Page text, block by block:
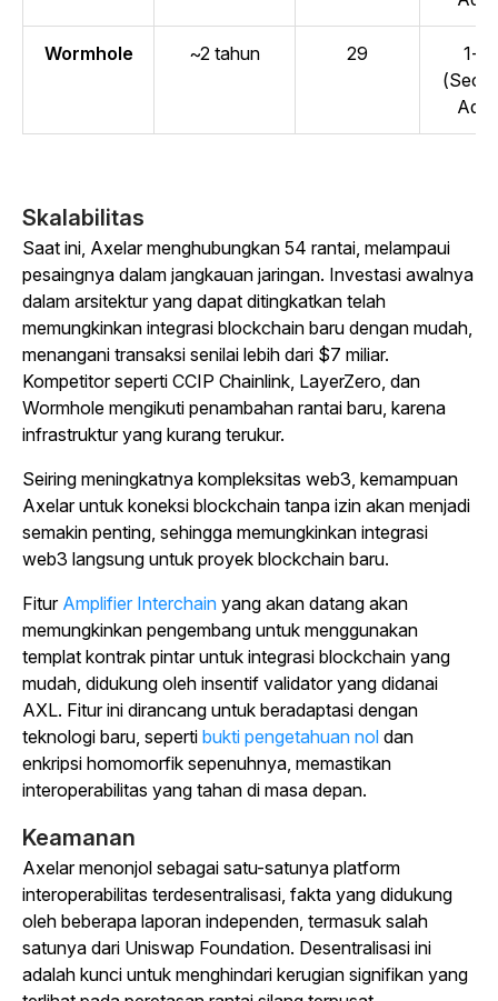
Wormhole ~2 tahun 29
1-1
Adil)
Skalabilitas
Saat ini, Axelar menghubungkan 54 rantai, melampaui
pesaingnya dalam jangkauan jaringan. Investasi awalnya
dalam arsitektur yang dapat ditingkatkan telah
memungkinkan integrasi blockchain baru dengan mudah,
menangani transaksi senilai lebih dari $7 miliar.
Kompetitor seperti CCIP Chainlink, LayerZero, dan
Wormhole mengikuti penambahan rantai baru, karena
infrastruktur yang kurang terukur.
Seiring meningkatnya kompleksitas web3, kemampuan
Axelar untuk koneksi blockchain tanpa izin akan menjadi
semakin penting, sehingga memungkinkan integrasi
web3 langsung untuk proyek blockchain baru.
Fitur Amplifier Interchain yang akan datang akan
memungkinkan pengembang untuk menggunakan
templat kontrak pintar untuk integrasi blockchain yang
mudah, didukung oleh insentif validator yang didanai
AXL. Fitur ini dirancang untuk beradaptasi dengan
teknologi baru, seperti bukti pengetahuan nol dan
enkripsi homomorfik sepenuhnya, memastikan
interoperabilitas yang tahan di masa depan.
Keamanan
Axelar menonjol sebagai satu-satunya platform
interoperabilitas terdesentralisasi, fakta yang didukung
oleh beberapa laporan independen, termasuk salah
satunya dari Uniswap Foundation. Desentralisasi ini
adalah kunci untuk menghindari kerugian signifikan yang